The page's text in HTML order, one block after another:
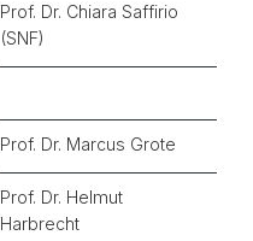
Prof. Dr. Chiara Saffirio
(SNF)
Prof. Dr. Marcus Grote
Prof. Dr. Helmut
Harbrecht